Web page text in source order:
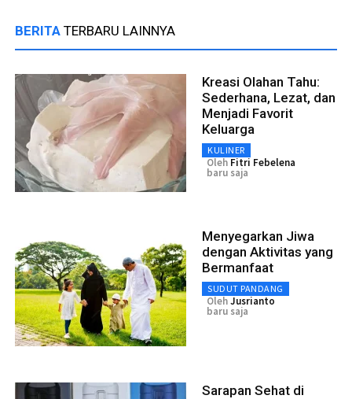
BERITA TERBARU LAINNYA
Kreasi Olahan Tahu:
Sederhana, Lezat, dan
Menjadi Favorit
Keluarga
KULINER
Oleh Fitri Febelena
baru saja
Menyegarkan Jiwa
dengan Aktivitas yang
Bermanfaat
SUDUT PANDANG
OlehJusrianto
baru saja
Sarapan Sehat di